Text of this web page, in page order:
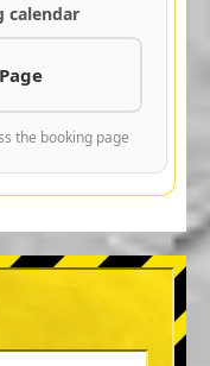
calendar
the booking page